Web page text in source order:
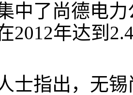
中了尚德电力
2012年达到
指出，无锡